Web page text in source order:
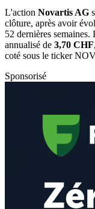
L'action Novartis AG
clôture, après avoir
52 dernières
annualisé de 3,70 CHF
coté sous le ticker
Sponsorisé